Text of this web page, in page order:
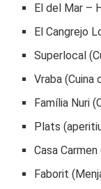
El del Mar –
El Cangrejo
Superlocal
Vraba (Cuina
Família Nuri
Plats
Casa
Faborit